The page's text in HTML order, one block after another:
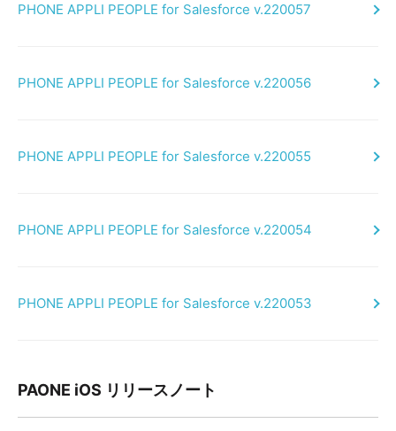
PHONE APPLI PEOPLE for Salesforce v.220057
PHONE APPLI PEOPLE for Salesforce v.220056
PHONE APPLI PEOPLE for Salesforce v.220055
PHONE APPLI PEOPLE for Salesforce v.220054
PHONE APPLI PEOPLE for Salesforce v.220053
PAONE iOS リリースノート